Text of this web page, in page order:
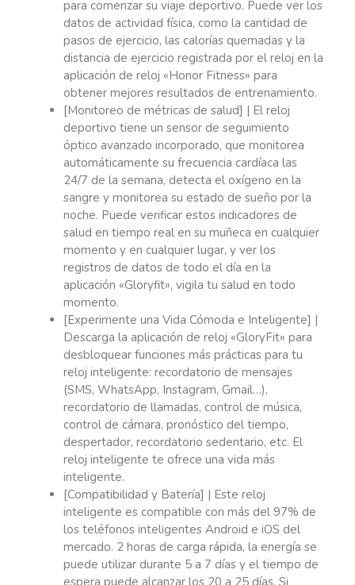
para comenzar su viaje deportivo. Puede ver los
datos de actividad física, como la cantidad de
pasos de ejercicio, las calorías quemadas y la
distancia de ejercicio registrada por el reloj en la
aplicación de reloj «Honor Fitness» para
obtener mejores resultados de entrenamiento.
[Monitoreo de métricas de salud] | El reloj
deportivo tiene un sensor de seguimiento
óptico avanzado incorporado, que monitorea
automáticamente su frecuencia cardíaca las
24/7 de la semana, detecta el oxígeno en la
sangre y monitorea su estado de sueño por la
noche. Puede verificar estos indicadores de
salud en tiempo real en su muñeca en cualquier
momento y en cualquier lugar, y ver los
registros de datos de todo el día en la
aplicación «Gloryfit», vigila tu salud en todo
momento.
[Experimente una Vida Cómoda e Inteligente] |
Descarga la aplicación de reloj «GloryFit» para
desbloquear funciones más prácticas para tu
reloj inteligente: recordatorio de mensajes
(SMS, WhatsApp, Instagram, Gmail…),
recordatorio de llamadas, control de música,
control de cámara, pronóstico del tiempo,
despertador, recordatorio sedentario, etc. El
reloj inteligente te ofrece una vida más
inteligente.
[Compatibilidad y Batería] | Este reloj
inteligente es compatible con más del 97% de
los teléfonos inteligentes Android e iOS del
mercado. 2 horas de carga rápida, la energía se
puede utilizar durante 5 a 7 días y el tiempo de